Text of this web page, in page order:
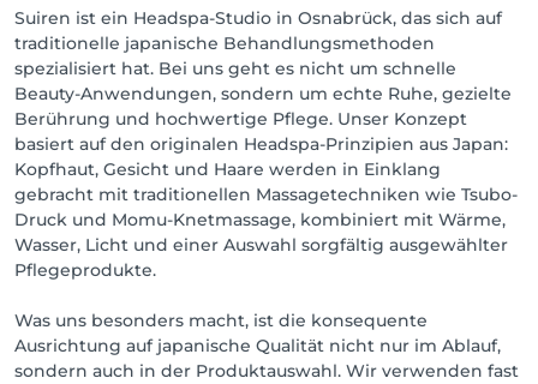
Suiren ist ein Headspa-Studio in Osnabrück, das sich auf
traditionelle japanische Behandlungsmethoden
spezialisiert hat. Bei uns geht es nicht um schnelle
Beauty-Anwendungen, sondern um echte Ruhe, gezielte
Berührung und hochwertige Pflege. Unser Konzept
basiert auf den originalen Headspa-Prinzipien aus Japan:
Kopfhaut, Gesicht und Haare werden in Einklang
gebracht mit traditionellen Massagetechniken wie Tsubo-
Druck und Momu-Knetmassage, kombiniert mit Wärme,
Wasser, Licht und einer Auswahl sorgfältig ausgewählter
Pflegeprodukte.
Was uns besonders macht, ist die konsequente
Ausrichtung auf japanische Qualität nicht nur im Ablauf,
sondern auch in der Produktauswahl. Wir verwenden fast